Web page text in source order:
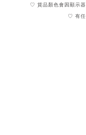
♡ 貨品顏色會因顯示
♡ 有任